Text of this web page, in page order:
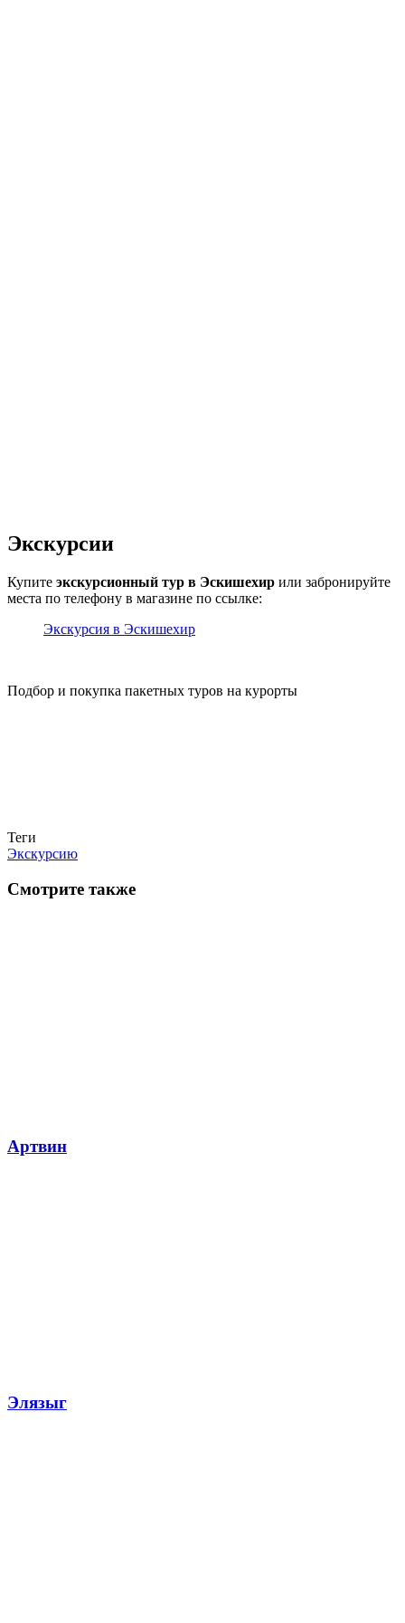
Экскурсии
Купите экскурсионный тур в Эскишехир или забронируйте
места по телефону в магазине по ссылке:
Экскурсия в Эскишехир
Подбор и покупка пакетных туров на курорты
Теги
Экскурсию
Смотрите также
Артвин
Элязыг